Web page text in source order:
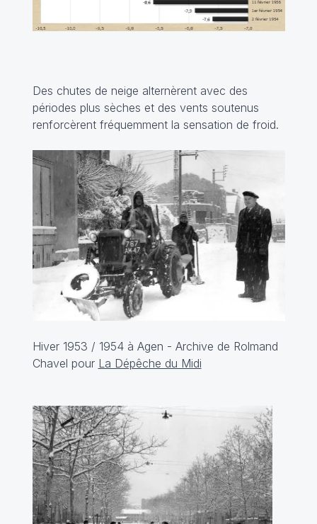
Des chutes de neige alternèrent avec des
périodes plus sèches et des vents soutenus
renforcèrent fréquemment la sensation de froid.
Hiver 1953 / 1954 à Agen - Archive de Rolmand
Chavel pour La Dépêche du Midi